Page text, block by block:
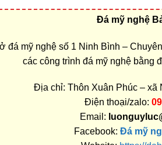
Đá mỹ nghệ
đá mỹ nghệ số 1 Ninh Bình –
các công trình đá mỹ nghệ bằng
Địa chỉ: Thôn Xuân Phúc – xã
Điện thoại/zalo:
Email:
Facebook: Đá mỹ